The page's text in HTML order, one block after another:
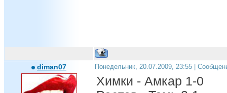
diman07 Понедельник, 20.07.2009, 23:55 |
Химки - Амкар 1-0